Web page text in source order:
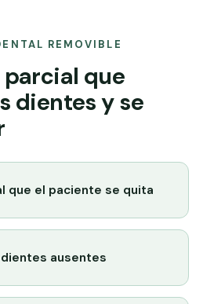
REMOVIBLE
que
dientes y se
que el paciente se quita
ausentes